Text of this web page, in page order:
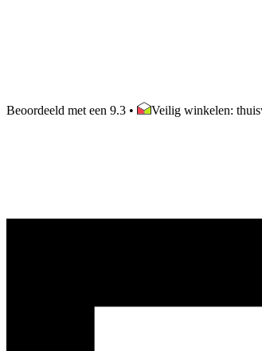
Beoordeeld met een 9.3 • Veilig winkelen: